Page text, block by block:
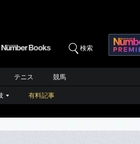
検索
テニス 競馬
有料記事